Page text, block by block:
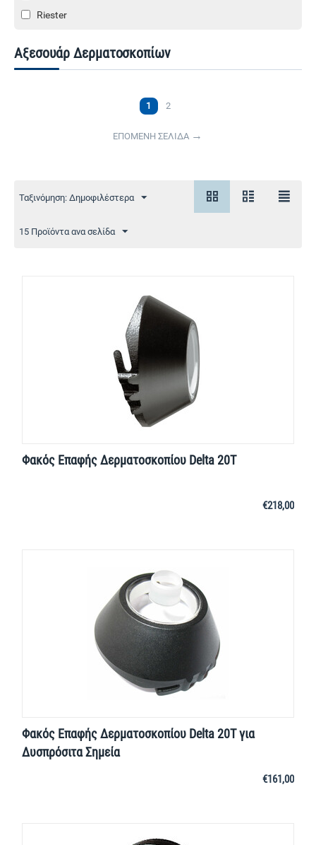
Riester
Αξεσουάρ Δερματοσκοπίων
1 2
ΕΠΟΜΕΝΗ ΣΕΛΙΔΑ
Ταξινόμηση: Δημοφιλέστερα
15 Προϊόντα ανα σελίδα
Φακός Επαφής Δερματοσκοπίου Delta 20T
€218,00
Φακός Επαφής Δερματοσκοπίου Delta 20T για
Δυσπρόσιτα Σημεία
€161,00